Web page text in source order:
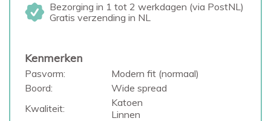
Bezorging in 1 tot 2 werkdagen (via PostNL)
Gratis verzending in NL
Kenmerken
Pasvorm:
Modern fit (normaal)
Boord:
Wide spread
Kwaliteit:
Katoen
Linnen